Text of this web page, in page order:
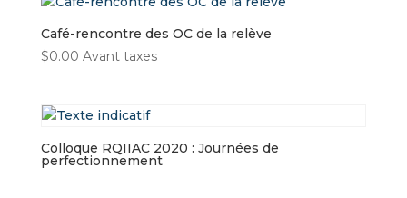
Café-rencontre des OC de la relève
$0.00 Avant taxes
Colloque RQIIAC 2020 : Journées de
perfectionnement